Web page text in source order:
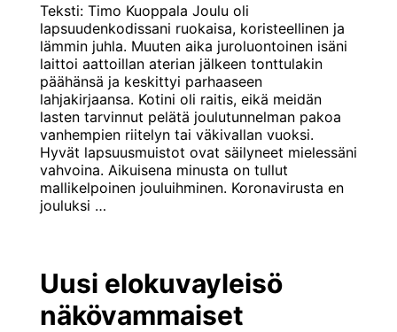
Teksti: Timo Kuoppala Joulu oli
lapsuudenkodissani ruokaisa, koristeellinen ja
lämmin juhla. Muuten aika juroluontoinen isäni
laittoi aattoillan aterian jälkeen tonttulakin
päähänsä ja keskittyi parhaaseen
lahjakirjaansa. Kotini oli raitis, eikä meidän
lasten tarvinnut pelätä joulutunnelman pakoa
vanhempien riitelyn tai väkivallan vuoksi.
Hyvät lapsuusmuistot ovat säilyneet mielessäni
vahvoina. Aikuisena minusta on tullut
mallikelpoinen jouluihminen. Koronavirusta en
jouluksi …
juhlaa
Uusi elokuvayleisö
näkövammaiset